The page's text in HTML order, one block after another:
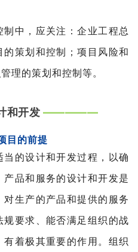
中，应关注：企业工程总
策划和控制；项目风险和
理的策划和控制等。
和开发 —————
目的前提
的设计和开发过程，以确
品和服务的设计和开发是
生产的产品和提供的服务
要求、能否满足组织的战
着极其重要的作用。组织